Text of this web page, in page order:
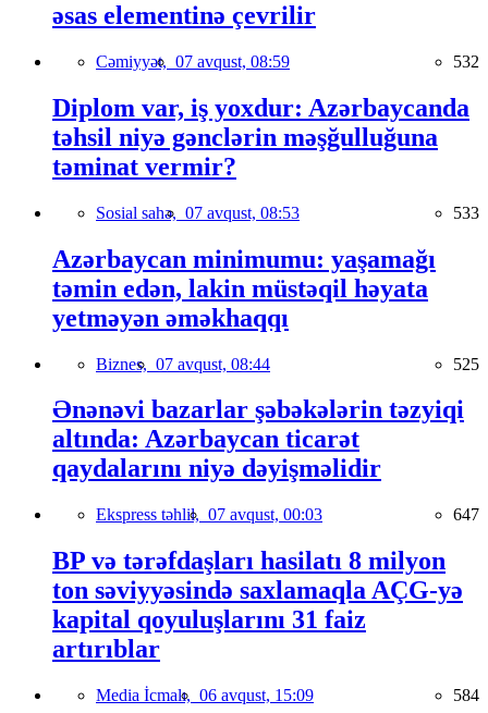
əsas elementinə çevrilir
Cəmiyyət, 07 avqust, 08:59 532
Diplom var, iş yoxdur: Azərbaycanda
təhsil niyə gənclərin məşğulluğuna
təminat vermir?
Sosial sahə, 07 avqust, 08:53 533
Azərbaycan minimumu: yaşamağı
təmin edən, lakin müstəqil həyata
yetməyən əməkhaqqı
Biznes, 07 avqust, 08:44 525
Ənənəvi bazarlar şəbəkələrin təzyiqi
altında: Azərbaycan ticarət
qaydalarını niyə dəyişməlidir
Ekspress təhlil, 07 avqust, 00:03 647
BP və tərəfdaşları hasilatı 8 milyon
ton səviyyəsində saxlamaqla AÇG-yə
kapital qoyuluşlarını 31 faiz
artırıblar
Media İcmalı, 06 avqust, 15:09 584